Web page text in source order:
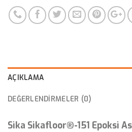
AÇIKLAMA
DEĞERLENDIRMELER (0)
Sika Sikafloor®-151 Epoksi